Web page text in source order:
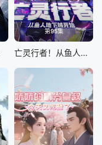
第95集
亡灵行者！从鱼人地下城开始 动态漫画